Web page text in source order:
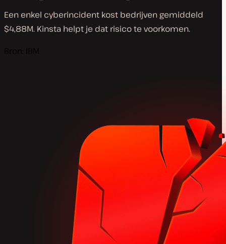
Een enkel cyberincident kost bedrijven gemiddeld
$4,88M. Kinsta helpt je dat risico te voorkomen.
Bron: IBM